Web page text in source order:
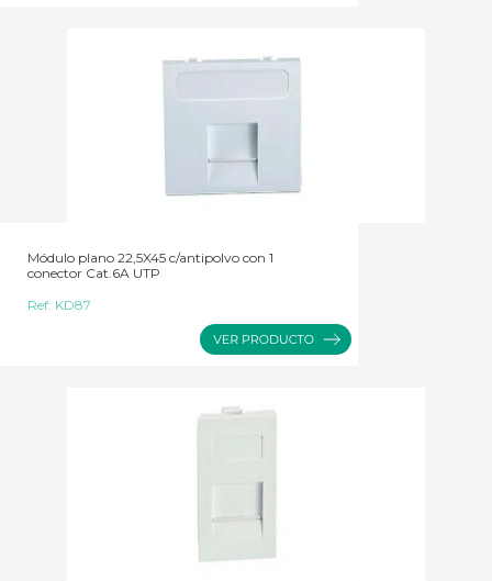
Módulo plano 22,5X45 c/antipolvo con 1
conector Cat.6A UTP
Ref: KD87